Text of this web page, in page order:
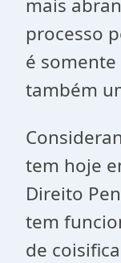
mais
processo
é
também
tem hoje
Direito
tem
de